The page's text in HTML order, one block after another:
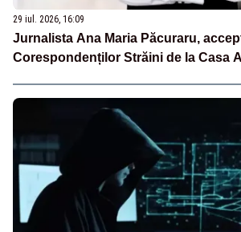
29 iul. 2026, 16:09
Jurnalista Ana Maria Păcuraru,
Corespondenților Străini de la Casa